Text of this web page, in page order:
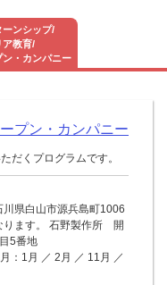
ーンシップ/
ア教育/
ン・カンパニー
プン・カンパニー
だくプログラムです。
県白山市源兵島町1006
ります。 石野製作所 開
5番地
：1月 ／ 2月 ／ 11月 ／